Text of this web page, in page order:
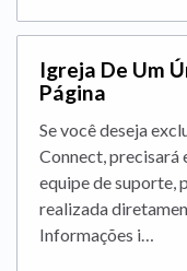
Igreja De Um
Página
Se você deseja
Connect, precisará
equipe de suporte,
realizada
Informações i…